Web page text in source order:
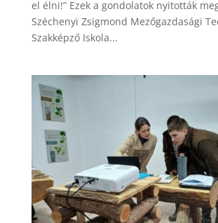
el élni!” Ezek a gondolatok nyitották
Széchenyi Zsigmond Mezőgazdasági
Szakképző Iskola...